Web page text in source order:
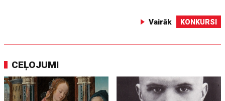
Vairāk KONKURSI
CEĻOJUMI